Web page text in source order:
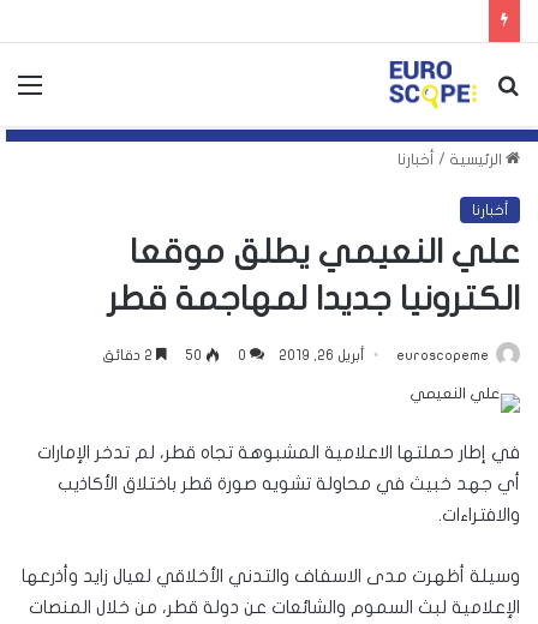
بحث
الرئيسية / أخبارنا
أخبارنا
علي النعيمي يطلق موقعا
الكترونيا جديدا لمهاجمة قطر
euroscopeme أبريل 26, 2019 0
50
في إطار حملتها الاعلامية المشبوهة تجاه قطر، لم تدخر الإمارات
أي جهد خبيث في محاولة تشويه صورة قطر باختلاق الأكاذيب
والافتراءات.
وسيلة أظهرت مدى الاسفاف والتدني الأخلاقي لعيال زايد وأذرعها
الإعلامية لبث السموم والشائعات عن دولة قطر، من خلال المنصات